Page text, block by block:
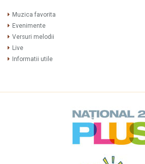
Muzica favorita
Evenimente
Versuri melodii
Live
Informatii utile